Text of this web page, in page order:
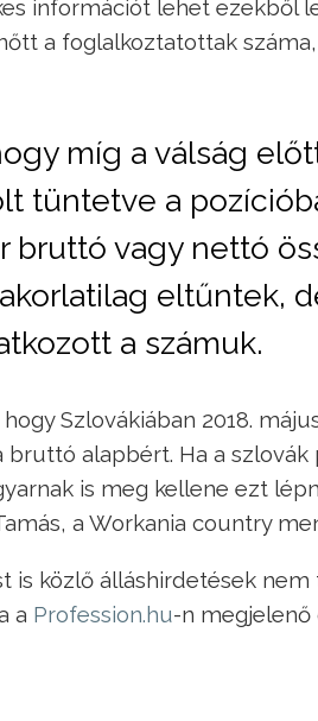
információt lehet ezekből
a foglalkoztatottak
míg a válság
tüntetve a
bruttó vagy nettó
eltűntek,
a számuk.
Szlovákiában 2018.
alapbért. Ha a
is meg kellene ezt
a Workania country
is közlő álláshirdetések
a Profession.hu-n megjelenő